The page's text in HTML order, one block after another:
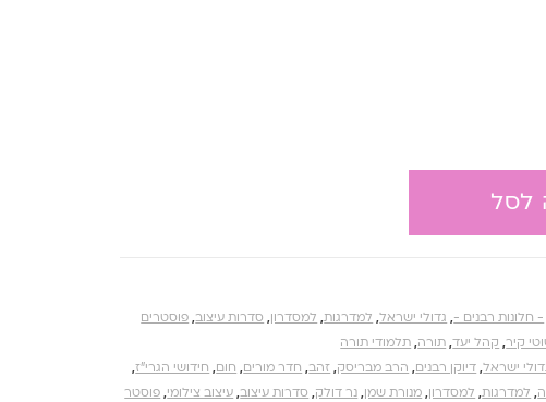
לסל
- חלונות רבנים -, גדולי ישראל, למדרגות, למסדרון, סדרות עיצוב, פוסטרים
קיר, קהל יעד, תורה, תלמודי תורה
ישראל, דיוקן רבנים, הרב מבריסק, זהב, חדר מורים, חום, חידושי הגרי"ז,
, למדרגות, למסדרון, מנורת שמן, נר דולק, סדרות עיצוב, עיצוב צילומי, פוסטר